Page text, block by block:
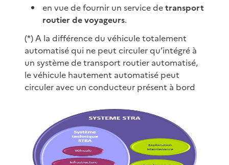
en vue de fournir un service detransport
routier de voyageurs.
(*) A la différence du véhicule totalement
automatisé qui ne peut circuler qu’intégré à
un système de transport routier automatisé,
le véhicule hautement automatisé peut
circuler avec un conducteur présent à bord